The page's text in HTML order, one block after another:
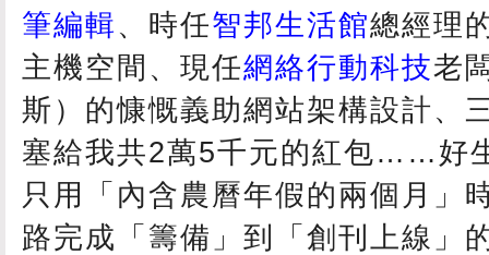
筆編輯 、時任智邦生活館總經理
主機空間、現任網絡行動科技老
斯）的慷慨義助網站架構設計、
塞給我共2萬5千元的紅包……好
只用「內含農曆年假的兩個月」
路完成「籌備」到「創刊上線」